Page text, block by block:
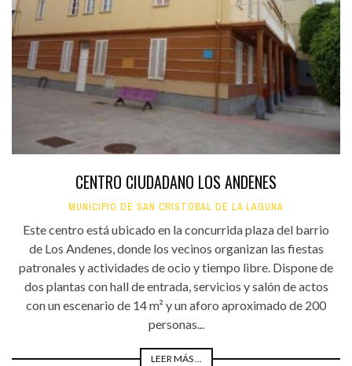
CENTRO CIUDADANO LOS ANDENES
MUNICIPIO DE SAN CRISTÓBAL DE LA LAGUNA
Este centro está ubicado en la concurrida plaza del barrio
de Los Andenes, donde los vecinos organizan las fiestas
patronales y actividades de ocio y tiempo libre. Dispone de
dos plantas con hall de entrada, servicios y salón de actos
con un escenario de 14 m² y un aforo aproximado de 200
personas...
LEER MÁS ...